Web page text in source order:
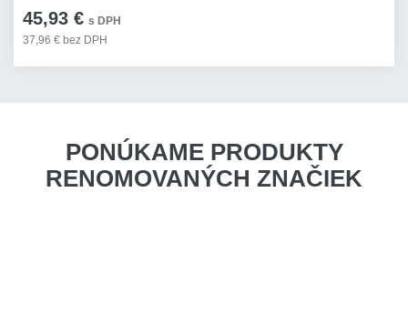
45,93 € s DPH
37,96 € bez DPH
PONÚKAME PRODUKTY
RENOMOVANÝCH ZNAČIEK